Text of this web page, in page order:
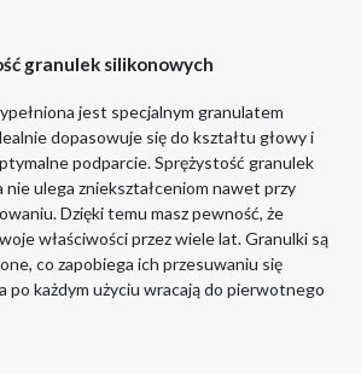
granulek silikonowych
jest specjalnym granulatem
dopasowuje się do kształtu głowy i
podparcie. Sprężystość granulek
nie ulega zniekształceniom nawet przy
Dzięki temu masz pewność, że
właściwości przez wiele lat. Granulki są
co zapobiega ich przesuwaniu się
po każdym użyciu wracają do pierwotnego